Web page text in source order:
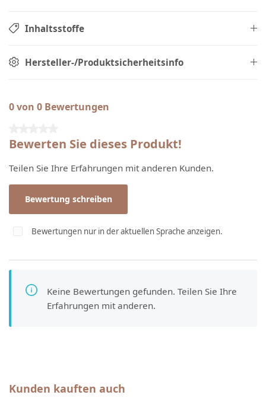
Inhaltsstoffe
Hersteller-/Produktsicherheitsinfo
0 von 0 Bewertungen
Bewerten Sie dieses Produkt!
Teilen Sie Ihre Erfahrungen mit anderen Kunden.
Bewertung schreiben
Bewertungen nur in der aktuellen Sprache anzeigen.
Keine Bewertungen gefunden. Teilen Sie Ihre
Erfahrungen mit anderen.
Produktgalerie überspringen
Kunden kauften auch